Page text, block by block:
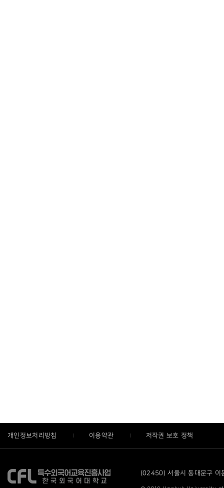
개인정보처리방침 이용약관 저작권 보호 정책
(02450) 서울시 동대문구